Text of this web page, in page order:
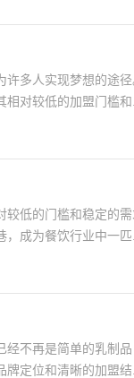
多人实现梦想的途
对较低的加盟门槛和..
低的门槛和稳定的
成为餐饮行业中一匹..
不再是简单的乳制
定位和清晰的加盟结..